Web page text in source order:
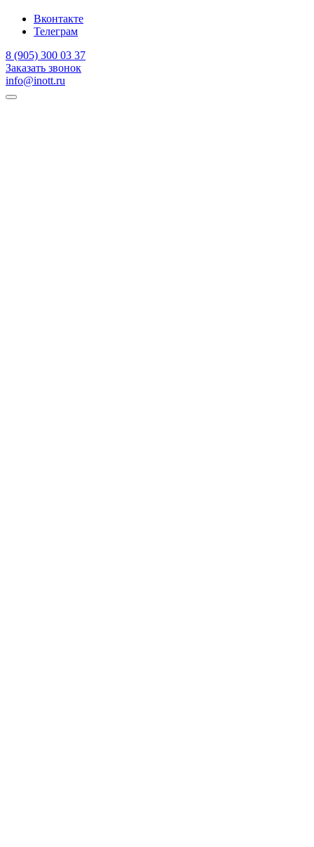
Вконтакте
Телеграм
8 (905) 300 03 37
Заказать звонок
info@inott.ru